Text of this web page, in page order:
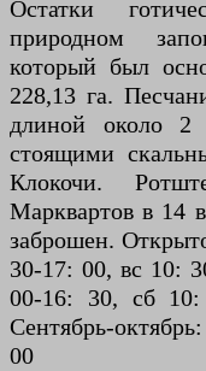
Остатки
природном
который был
228,13 га.
длиной около 2
стоящими
Клокочи.
Марквартов в 14
заброшен.
30-17: 00, вс 10:
00-16: 30, сб
Сентябрь-
00